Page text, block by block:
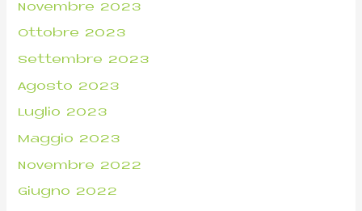
Novembre 2023
Ottobre 2023
Settembre 2023
Agosto 2023
Luglio 2023
Maggio 2023
Novembre 2022
Giugno 2022